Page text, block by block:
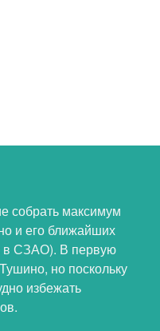
собрать максимум
и его ближайших
в СЗАО). В первую
но поскольку
избежать